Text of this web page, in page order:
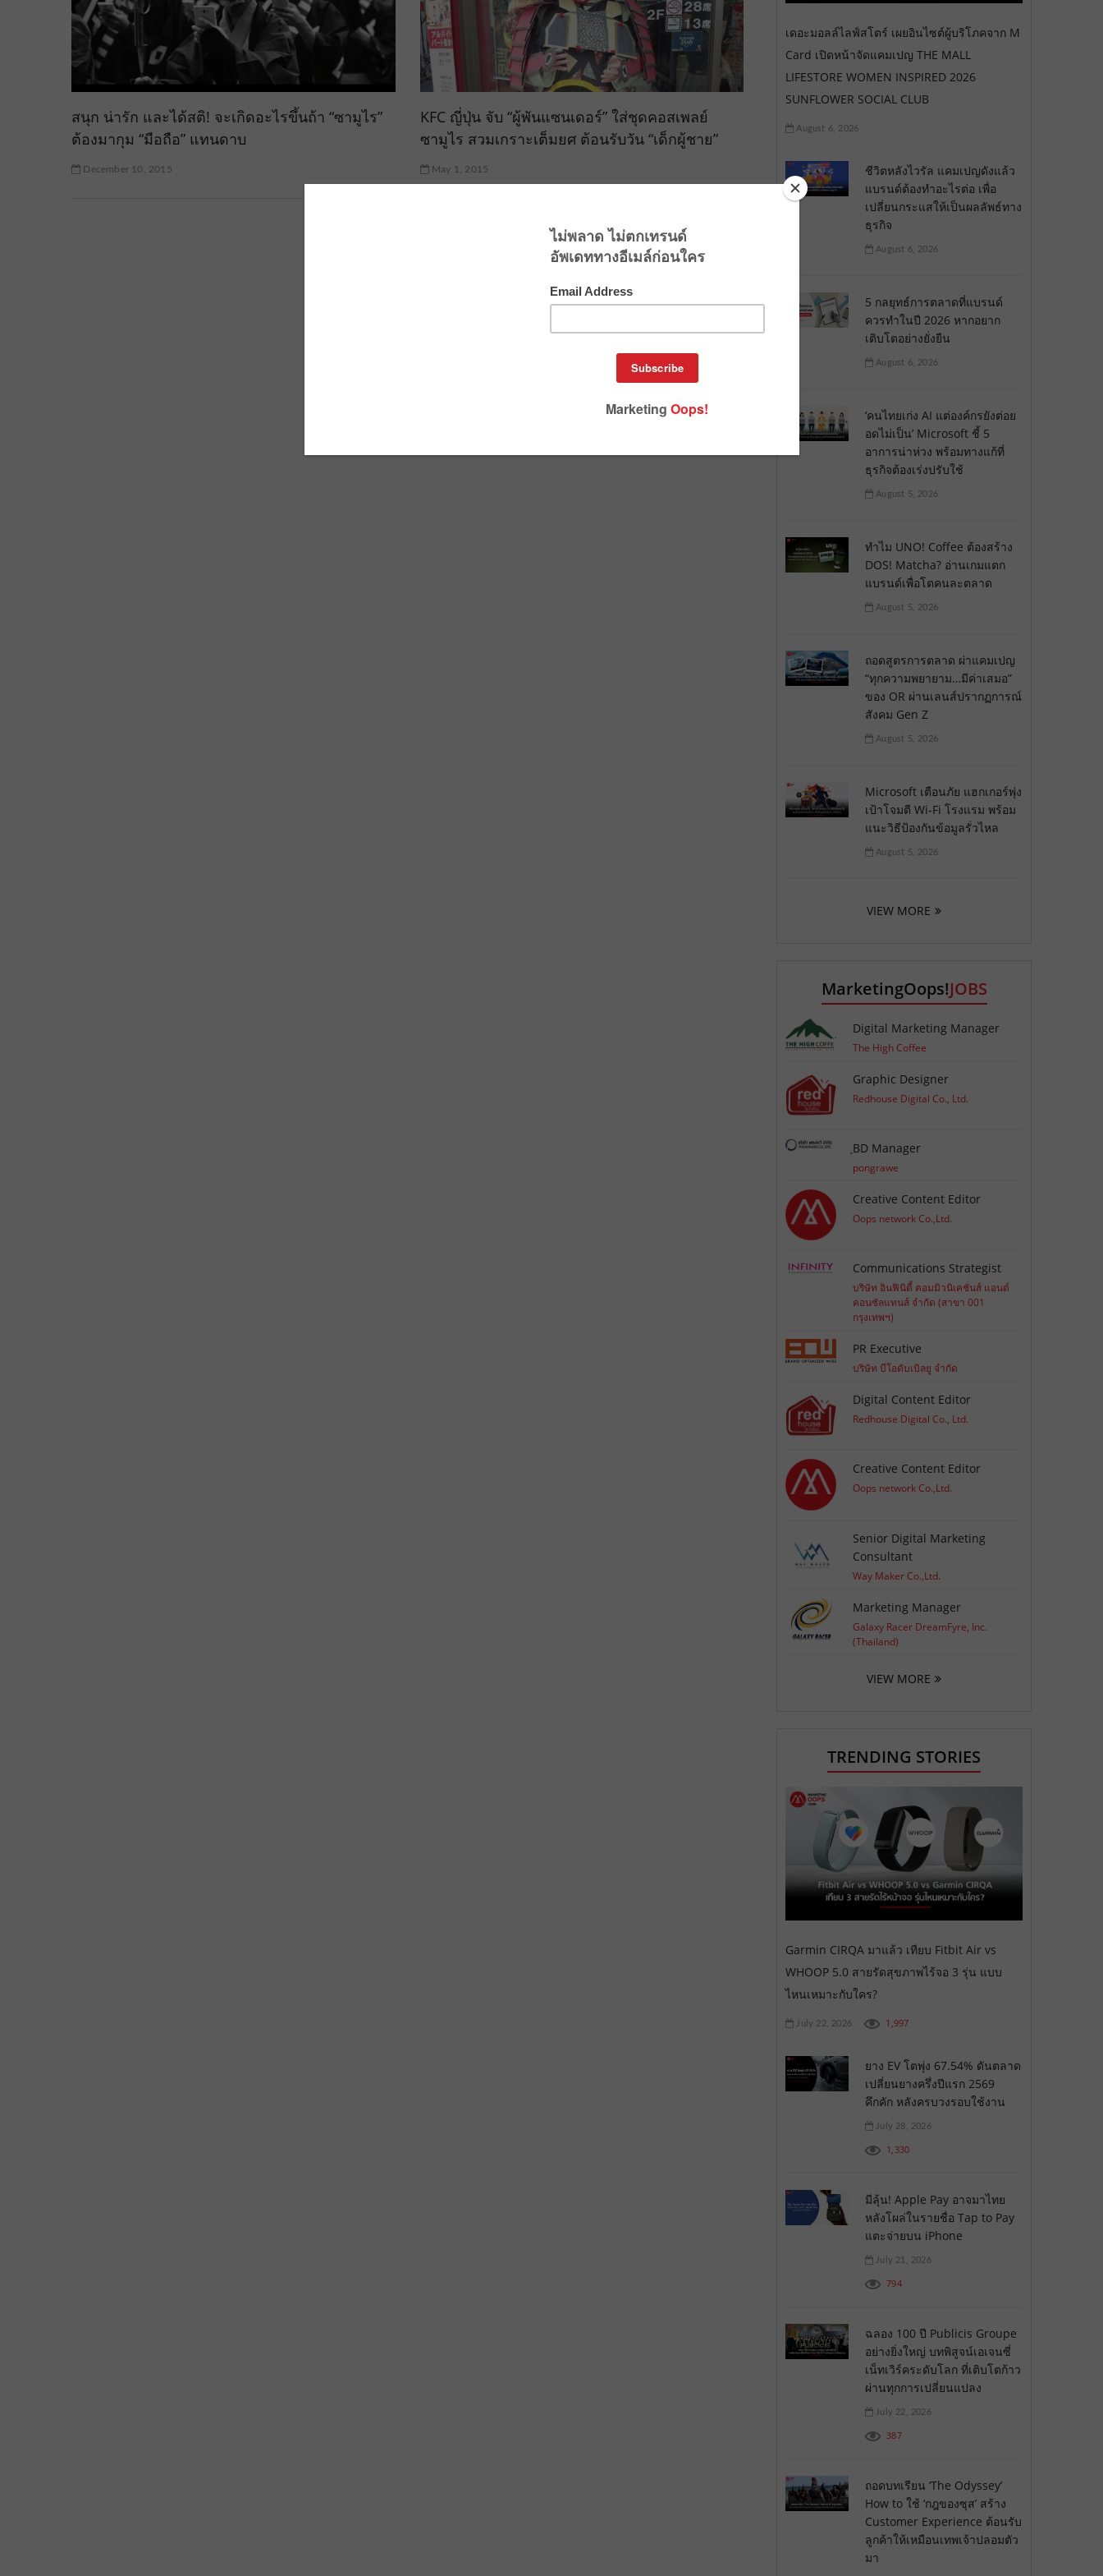
สนุก น่ารัก และได้สติ! จะเกิดอะไรขึ้นถ้า “ซามูไร”
ต้องมากุม “มือถือ” แทนดาบ
December 10, 2015
KFC ญี่ปุ่น จับ “ผู้พันแซนเดอร์” ใส่ชุดคอสเพลย์
ซามูไร สวมเกราะเต็มยศ ต้อนรับวัน “เด็กผู้ชาย”
May 1, 2015
เดอะมอลล์ไลฟ์สโตร์ เผยอินไซต์ผู้บริโภคจาก M
Card เปิดหน้าจัดแคมเปญ THE MALL
LIFESTORE WOMEN INSPIRED 2026
SUNFLOWER SOCIAL CLUB
August 6, 2026
ชีวิตหลังไวรัล แคมเปญดังแล้ว
แบรนด์ต้องทำอะไรต่อ เพื่อ
เปลี่ยนกระแสให้เป็นผลลัพธ์ทาง
ธุรกิจ
August 6, 2026
5 กลยุทธ์การตลาดที่แบรนด์
ควรทำในปี 2026 หากอยาก
เติบโตอย่างยั่งยืน
August 6, 2026
‘คนไทยเก่ง AI แต่องค์กรยังต่อย
อดไม่เป็น’ Microsoft ชี้ 5
อาการน่าห่วง พร้อมทางแก้ที่
ธุรกิจต้องเร่งปรับใช้
August 5, 2026
ทำไม UNO! Coffee ต้องสร้าง
DOS! Matcha? อ่านเกมแตก
แบรนด์เพื่อโตคนละตลาด
August 5, 2026
ถอดสูตรการตลาด ผ่าแคมเปญ
“ทุกความพยายาม…มีค่าเสมอ”
ของ OR ผ่านเลนส์ปรากฏการณ์
สังคม Gen Z
August 5, 2026
Microsoft เตือนภัย แฮกเกอร์พุ่ง
เป้าโจมตี Wi-Fi โรงแรม พร้อม
แนะวิธีป้องกันข้อมูลรั่วไหล
August 5, 2026
VIEW MORE
MarketingOops!JOBS
Digital Marketing Manager
The High Coffee
Graphic Designer
Redhouse Digital Co., Ltd.
ฺBD Manager
pongrawe
Creative Content Editor
Oops network Co.,Ltd.
Communications Strategist
บริษัท อินฟินิตี้ คอมมิวนิเคชั่นส์ แอนด์
คอนซัลแทนส์ จำกัด (สาขา 001
กรุงเทพฯ)
PR Executive
บริษัท บีโอดับเบิลยู จำกัด
Digital Content Editor
Redhouse Digital Co., Ltd.
Creative Content Editor
Oops network Co.,Ltd.
Senior Digital Marketing
Consultant
Way Maker Co.,Ltd.
Marketing Manager
Galaxy Racer DreamFyre, Inc.
(Thailand)
VIEW MORE
TRENDING STORIES
Garmin CIRQA มาแล้ว เทียบ Fitbit Air vs
WHOOP 5.0 สายรัดสุขภาพไร้จอ 3 รุ่น แบบ
ไหนเหมาะกับใคร?
July 22, 2026 1,997
ยาง EV โตพุ่ง 67.54% ดันตลาด
เปลี่ยนยางครึ่งปีแรก 2569
คึกคัก หลังครบวงรอบใช้งาน
July 28, 2026
1,330
มีลุ้น! Apple Pay อาจมาไทย
หลังโผล่ในรายชื่อ Tap to Pay
แตะจ่ายบน iPhone
July 21, 2026
794
ฉลอง 100 ปี Publicis Groupe
อย่างยิ่งใหญ่ บทพิสูจน์เอเจนซี่
เน็ทเวิร์คระดับโลก ที่เติบโตก้าว
ผ่านทุกการเปลี่ยนแปลง
July 22, 2026
387
ถอดบทเรียน ‘The Odyssey’
How to ใช้ ‘กฎของซุส’ สร้าง
Customer Experience ต้อนรับ
ลูกค้าให้เหมือนเทพเจ้าปลอมตัว
มา